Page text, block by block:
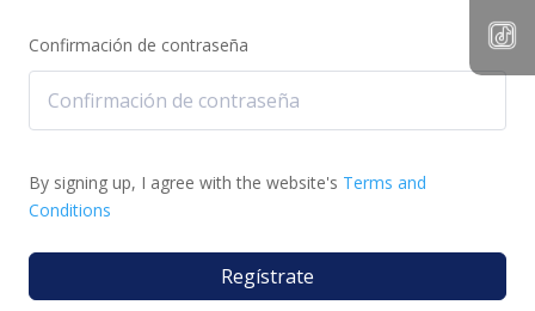
Confirmación de contraseña
By signing up, I agree with the website's Terms and
Conditions
Regístrate